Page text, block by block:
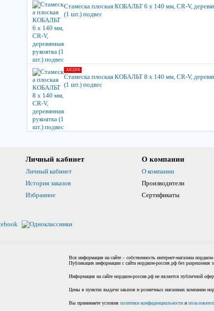
Стамеска плоская КОБАЛЬТ 6 х 140 мм, CR-V,
(1 шт.) подвес
АКЦИЯ
Стамеска плоская КОБАЛЬТ 8 х 140 мм, CR-V,
(1 шт.) подвес
Личный кабинет
Личный кабинет
История заказов
Избранное
О компании
О компании
Производители
Сертификаты
Вся информация на сайте – собственность интернет-магазина
Публикация информации с сайта нордком-россия.рф без разрешения
Информация на сайте нордком-россия.рф не является публичной
Цены в пунктах выдачи заказов и розничных магазинах компании
Вы принимаете условия политики конфиденциальности и